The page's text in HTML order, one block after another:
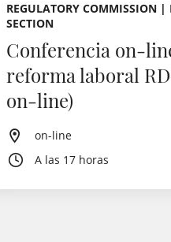
REGULATORY COMMISSION
SECTION
Conferencia on-
reforma laboral RD
on-line)
on-line
A las 17 horas